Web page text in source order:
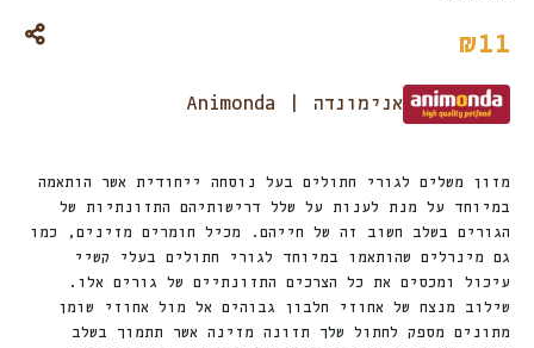
₪11
אנימונדה | Animonda
מזון משלים לגורי חתולים בעל נוסחה ייחודית אשר הותאמה
במיוחד על מנת לענות על שלל דרישותיהם התזונתיות של
הגורים בשלב חשוב זה של חייהם. מכיל חומרים מזינים, כמו
גם מינרלים שהותאמו במיוחד לגורי חתולים בעלי קשיי
עיכול ומכסים את כל הצרכים התזונתיים של גורים אלו.
שילוב מנצח של אחוזי חלבון גבוהים אל מול אחוזי שומן
מתונים מספק לחתול שלך תזונה מזינה אשר תתמוך בשלב